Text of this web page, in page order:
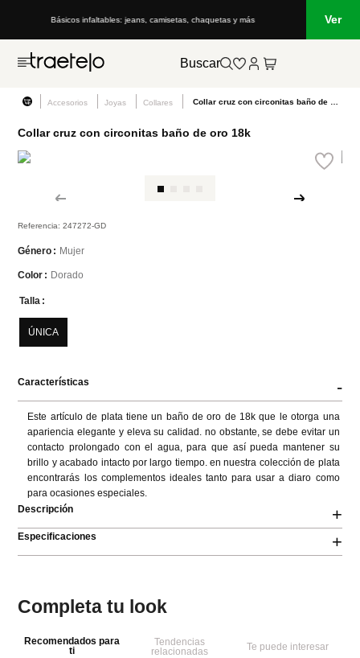
infaltables: jeans, camisetas, chaquetas y más Lo que está de moda
Ver
Buscar
Accesorios Joyas Collares
Collar cruz con circonitas baño de oro 18k
Referencia:247272-GD
Género Mujer
Color Dorado
Talla
ÚNICA
Características -
Este artículo de plata tiene un baño de oro de 18k que le otorga una
apariencia elegante y eleva su calidad. no obstante, se debe evitar un
contacto prolongado con el agua, para que así pueda mantener su
brillo y acabado intacto por largo tiempo. en nuestra colección de plata
encontrarás los complementos ideales tanto para usar a diaro como
para ocasiones especiales.
Descripción
+
Especificaciones +
Completa tu look
Recomendados para
ti
Tendencias
relacionadas
Te puede interesar